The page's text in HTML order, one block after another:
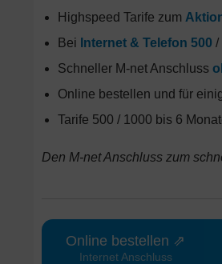
Highspeed Tarife zum
Bei Internet & Telefon 500 /
Schneller M-net Anschluss
Online bestellen und für
Tarife 500 / 1000 bis 6
Den M-net Anschluss zum
Online bestellen ⇗
Internet Anschluss